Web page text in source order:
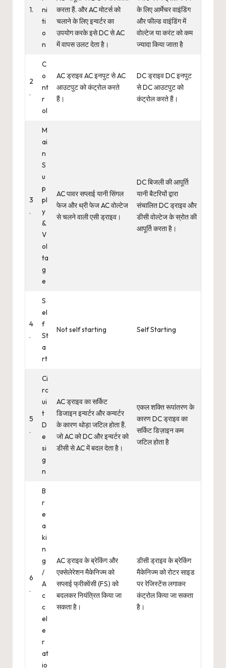
1.
ni
ti
o
n
करता हैं. और AC मोटर्स को
चलाने के लिए इन्वर्टर का
उपयोग करके इसे DC से AC
में वापस उलट देता है।
के लिए आर्मेचर वाइंडिंग
और फील्ड वाइंडिंग में
वोल्टेज या करंट को कम
ज्यादा किया जाता है
2
.
C
o
nt
r
ol
AC ड्राइव AC इनपुट से AC
आउटपुट को कंट्रोल करते
हैं।
DC ड्राइव DC इनपुट
से DC आउटपुट को
कंट्रोल करते हैं।
3
.
M
ai
n
S
u
p
pl
y
&
V
ol
ta
g
e
AC पावर सप्लाई यानी सिंगल
फेज और थ्री फेज AC वोल्टेज
से चलने वाली एसी ड्राइव।
DC बिजली की आपूर्ति
यानी बैटरियों द्वारा
संचालित DC ड्राइव और
डीसी वोल्टेज के स्रोत की
आपूर्ति करता है।
4
.
S
el
f
St
a
rt
Not self starting Self Starting
5
.
Ci
rc
ui
t
D
e
si
g
n
AC ड्राइव का सर्किट
डिजाइन इन्वर्टर और कन्वर्टर
के कारण थोड़ा जटिल होता हैं.
जो AC को DC और इन्वर्टर को
डीसी से AC में बदल देता है।
एकल शक्ति रूपांतरण के
कारण DC ड्राइव का
सर्किट डिज़ाइन कम
जटिल होता है
6
.
B
r
e
a
ki
n
g
/
A
c
c
el
e
r
at
io
AC ड्राइव के ब्रेकिंग और
एक्सेलेरेशन मैकेनिज्म को
सप्लाई फ्रीक्वेंसी (FS) को
बदलकर नियंत्रित किया जा
सकता है।
डीसी ड्राइव के ब्रेकिंग
मैकेनिज्म को रोटर साइड
पर रेजिस्टेंस लगाकर
कंट्रोल किया जा सकता
है।